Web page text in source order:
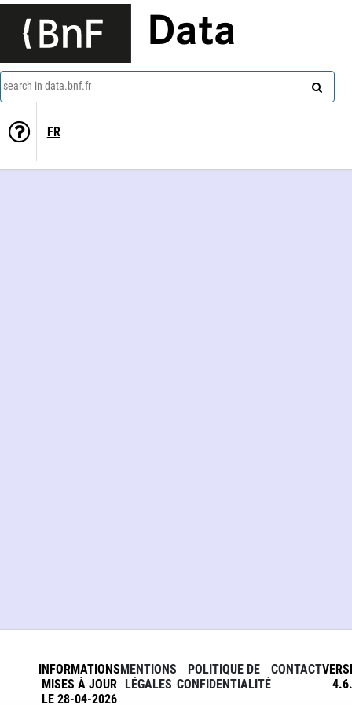
Data
search in data.bnf.fr
FR
INFORMATIONS
MISES À JOUR
LE 28-04-2026
MENTIONS
LÉGALES
POLITIQUE DE
CONFIDENTIALITÉ
CONTACT